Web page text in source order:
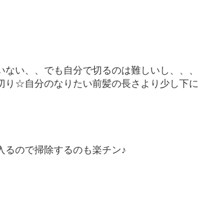
い、、でも自分で切るのは難しいし、、、
り☆自分のなりたい前髪の長さより少し下に
るので掃除するのも楽チン♪